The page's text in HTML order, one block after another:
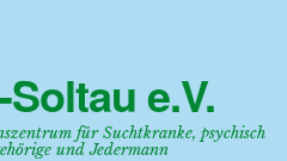
e.V.
für Suchtkranke, psychisch
und Jedermann